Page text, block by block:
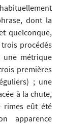
dont la
quelconque,
procédés
métrique
premières
; une
à la chute,
rimes eût été
apparence